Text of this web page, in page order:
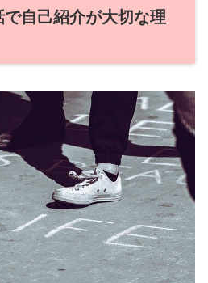
自己紹介が大切な理